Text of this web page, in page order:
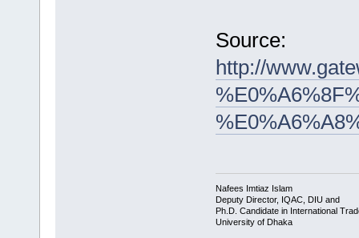
Source:
http://
Nafees Imtiaz Islam
Deputy Director, IQAC, DIU and
Ph.D. Candidate in International
University of Dhaka